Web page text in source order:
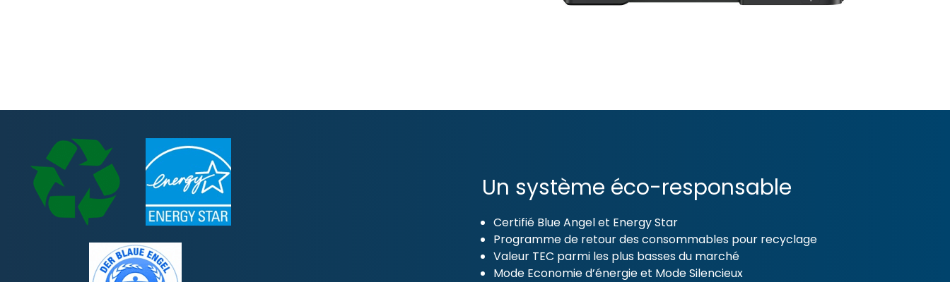
Un système éco-responsable
Certifié Blue Angel et Energy Star
Programme de retour des consommables pour recyclage
Valeur TEC parmi les plus basses du marché
Mode Economie d’énergie et Mode Silencieux